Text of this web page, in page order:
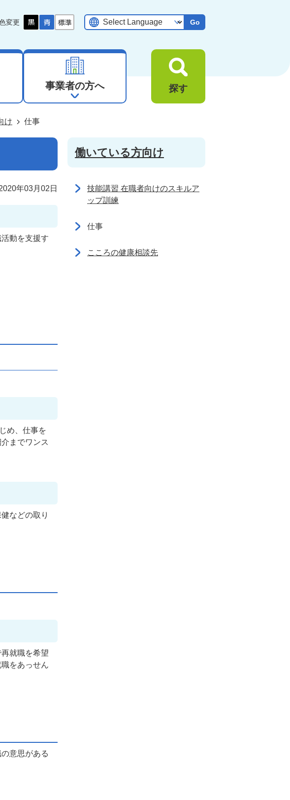
変更 Go
事業者の方へ 探す
け 仕事
年03月02日
動を支援す
め、仕事を
までワンス
などの取り
就職を希望
をあっせん
意思がある
働いている方向け
技能講習 在職者向けのスキルア
ップ訓練
仕事
こころの健康相談先